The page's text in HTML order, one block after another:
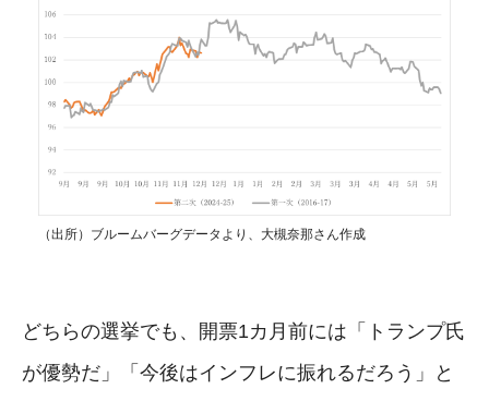
（出所）ブルームバーグデータより、大槻奈那さん作成
どちらの選挙でも、開票1カ月前には「トランプ氏
が優勢だ」「今後はインフレに振れるだろう」と